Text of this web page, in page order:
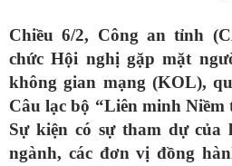
Chiều 6/2, Công an tỉnh
chức Hội nghị gặp mặt
không gian mạng (KOL),
Câu lạc bộ “Liên minh
Sự kiện có sự tham dự của
ngành, các đơn vị đồng